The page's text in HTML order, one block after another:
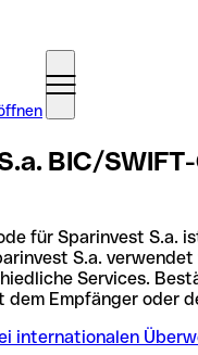
BIC/
für Sparinvest S.a.
S.a.
Services.
Empfänger oder
internationalen